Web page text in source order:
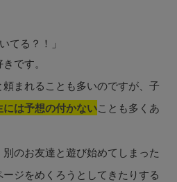
てる？！」
です。
頼まれることも多いのですが、子
は予想の付かないことも多くあ
のお友達と遊び始めてしまった
ジをめくろうとしてきたりする